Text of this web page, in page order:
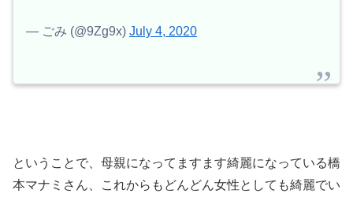
— ごみ (@9Zg9x) July 4, 2020
ということで、母親になってますます綺麗になっている橋
本マナミさん、これからもどんどん女性としても綺麗でい